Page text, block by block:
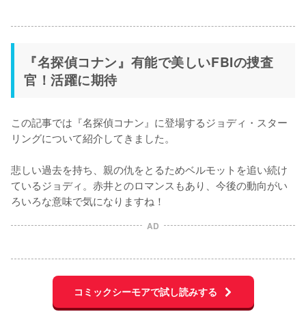
『名探偵コナン』有能で美しいFBIの捜査
官！活躍に期待
この記事では『名探偵コナン』に登場するジョディ・スター
リングについて紹介してきました。
悲しい過去を持ち、親の仇をとるためベルモットを追い続け
ているジョディ。赤井とのロマンスもあり、今後の動向がい
ろいろな意味で気になりますね！
AD
コミックシーモアで試し読みする